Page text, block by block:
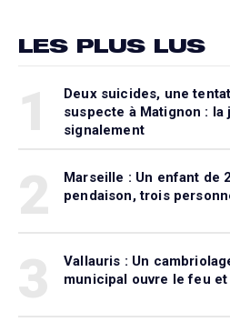
LES PLUS LUS
Deux suicides, une
suspecte à Matignon :
signalement
Marseille : Un enfant de
pendaison, trois
Vallauris : Un
municipal ouvre le feu